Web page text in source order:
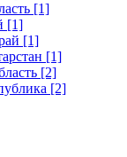
[1]
[1]
[1]
[1]
[2]
[2]